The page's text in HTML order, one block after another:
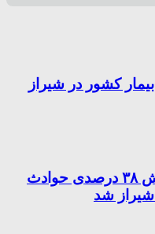
کشور در شیراز
فرهنگ سازی منجر به کاهش ۳۸ درصدی حوادث
شد